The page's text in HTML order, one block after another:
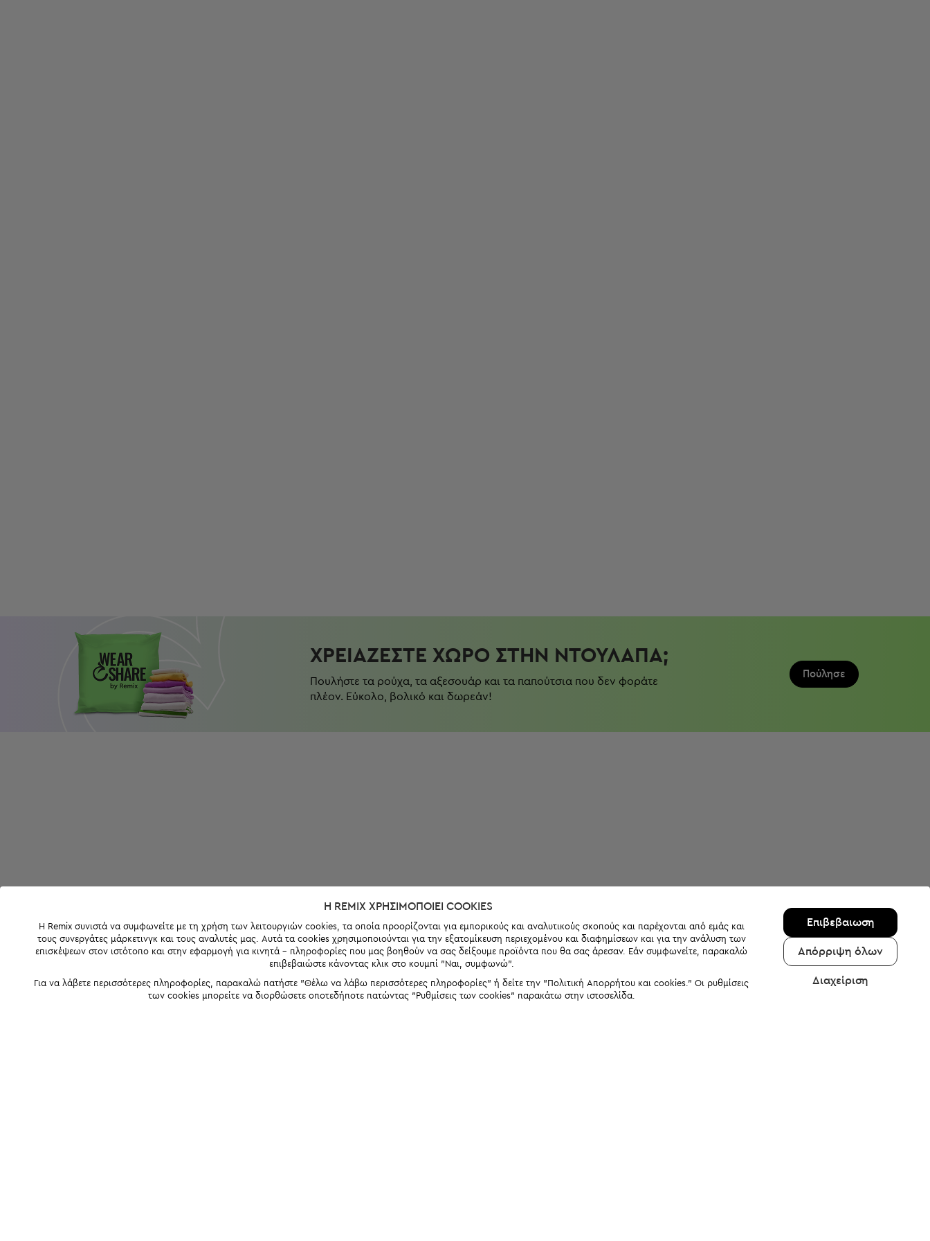
ΧΡΕΙΆΖΕΣΤΕ ΧΏΡΟ ΣΤΗΝ ΝΤΟΥΛΆΠΑ;
Πουλήστε τα ρούχα, τα αξεσουάρ και τα παπούτσια που δεν φοράτε
πλέον. Εύκολο, βολικό και δωρεάν!
Πούλησε
Η REMIX ΧΡΗΣΙΜΟΠΟΙΕΊ COOKIES
Η Remix συνιστά να συμφωνείτε με τη χρήση των λειτουργιών cookies, τα οποία προορίζονται για εμπορικούς και αναλυτικούς σκοπούς και παρέχονται από εμάς και
τους συνεργάτες μάρκετινγκ και τους αναλυτές μας. Αυτά τα cookies χρησιμοποιούνται για την εξατομίκευση περιεχομένου και διαφημίσεων και για την ανάλυση των
επισκέψεων στον ιστότοπο και στην εφαρμογή για κινητά - πληροφορίες που μας βοηθούν να σας δείξουμε προϊόντα που θα σας άρεσαν. Εάν συμφωνείτε, παρακαλώ
επιβεβαιώστε κάνοντας κλικ στο κουμπί "Ναι, συμφωνώ".
Για να λάβετε περισσότερες πληροφορίες, παρακαλώ πατήστε "Θέλω να λάβω περισσότερες πληροφορίες" ή δείτε την "Πολιτική Απορρήτου και cookies." Οι ρυθμίσεις
των cookies μπορείτε να διορθώσετε οποτεδήποτε πατώντας "Ρυθμίσεις των cookies" παρακάτω στην ιστοσελίδα.
Επιβεβαιωση
Απόρριψη όλων
Διαχείριση